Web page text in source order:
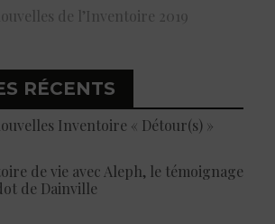
de l’Inventoire 2019
RÉCENTS
Inventoire « Détour(s) »
de vie avec Aleph, le témoignage
de Dainville